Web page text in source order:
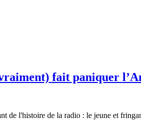
fait paniquer
de l'histoire de la radio : le jeune et